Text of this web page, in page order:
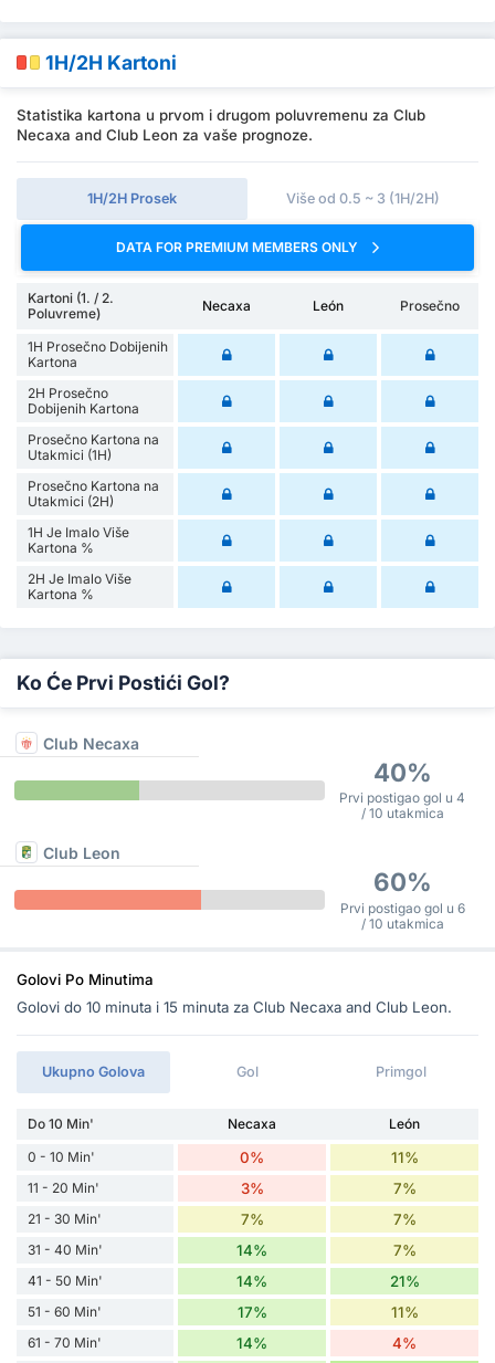
1H/2H Kartoni
Statistika kartona u prvom i drugom poluvremenu za Club
Necaxa and Club Leon za vaše prognoze.
1H/2H Prosek Više od 0.5 ~ 3 (1H/2H)
DATA FOR PREMIUM MEMBERS ONLY
Kartoni (1. / 2.
Poluvreme)
Necaxa León Prosečno
1H Prosečno Dobijenih
Kartona
2H Prosečno
Dobijenih Kartona
Prosečno Kartona na
Utakmici (1H)
Prosečno Kartona na
Utakmici (2H)
1H Je Imalo Više
Kartona %
2H Je Imalo Više
Kartona %
Ko Će Prvi Postići Gol?
Club Necaxa
40%
Prvi postigao gol u 4
/ 10 utakmica
Club Leon
60%
Prvi postigao gol u 6
/ 10 utakmica
Golovi Po Minutima
Golovi do 10 minuta i 15 minuta za Club Necaxa and Club Leon.
Ukupno Golova Gol Primgol
Do 10 Min' Necaxa
León
0 - 10 Min'
0% 11%
11 - 20 Min' 3% 7%
21 - 30 Min' 7% 7%
31 - 40 Min' 14% 7%
41 - 50 Min' 14% 21%
51 - 60 Min' 17% 11%
61 - 70 Min' 14% 4%